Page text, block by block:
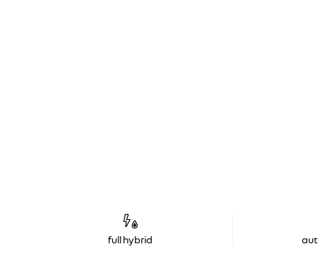
full hybrid